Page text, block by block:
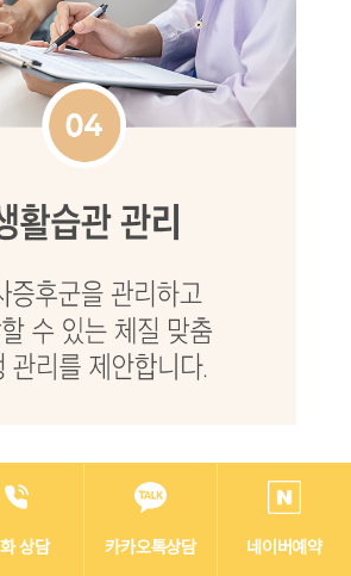
상담 카카오톡상담 네이버예약